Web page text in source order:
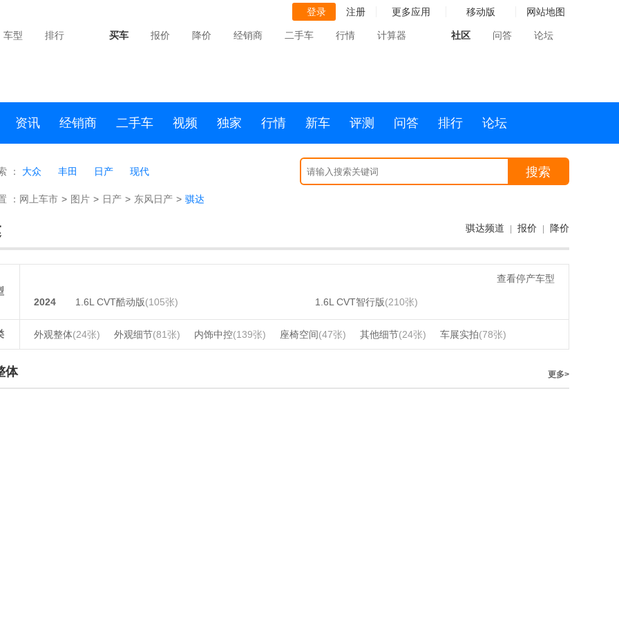
登录 注册 更多应用 移动版 网站地图
车型 排行 买车 报价 降价 经销商 二手车 行情 计算器 社区 问答 论坛
资讯 经销商 二手车 视频 独家 行情 新车 评测 问答 排行 论坛
： 大众 丰田 日产 现代 搜索
： 网上车市 > 图片 > 日产 > 东风日产 > 骐达
骐达频道 报价 降价
查看停产车型
2024 1.6L CVT酷动版(105张) 1.6L CVT智行版(210张)
外观整体(24张) 外观细节(81张) 内饰中控(139张) 座椅空间(47张) 其他细节(24张) 车展实拍(78张)
体 更多>